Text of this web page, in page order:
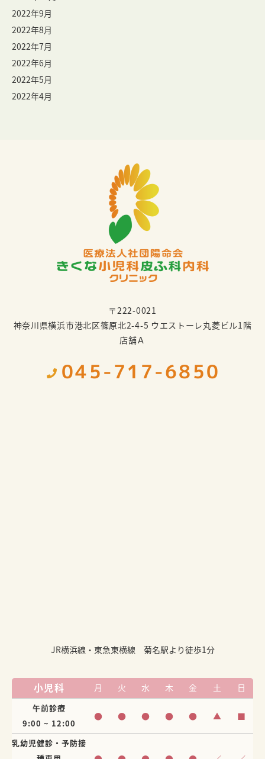
2022年9月
2022年8月
2022年7月
2022年6月
2022年5月
2022年4月
〒222-0021
神奈川県横浜市港北区篠原北2-4-5 ウエストーレ丸菱ビル1階
店舗Ａ
045-717-6850
JR横浜線・東急東横線 菊名駅より徒歩1分
小児科 月 火 水 木 金 土 日
午前診療
9:00 ~ 12:00
● ● ● ● ● ▲ ■
乳幼児健診・予防接